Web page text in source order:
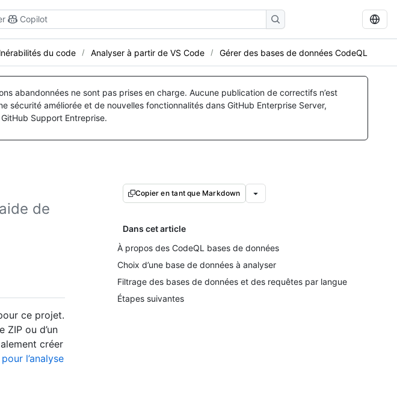
Copilot
du code Analyser à partir de VS Code Gérer des bases de données CodeQL
abandonnées ne sont pas prises en charge. Aucune publication de correctifs n’est
améliorée et de nouvelles fonctionnalités dans GitHub Enterprise Server,
Support Entreprise.
de
Copier en tant que Markdown
Dans cet article
À propos des CodeQL bases de données
Choix d’une base de données à analyser
Filtrage des bases de données et des requêtes par langue
Étapes suivantes
ce projet.
ou d’un
créer
l’analyse